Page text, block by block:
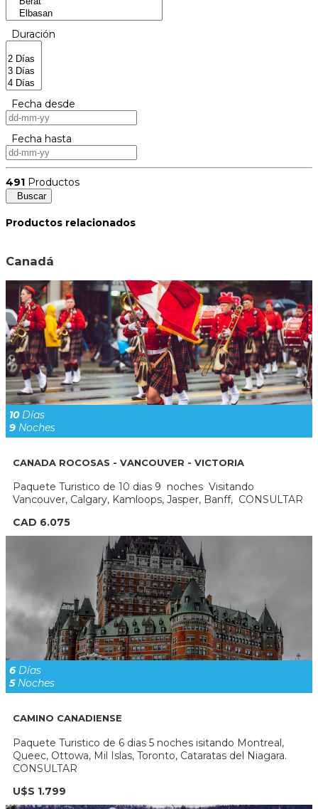
Duración
Fecha desde
Fecha hasta
491 Productos
Buscar
Productos relacionados
Canadá
10Días
9 Noches
CANADA ROCOSAS - VANCOUVER - VICTORIA
Paquete Turistico de 10 dias 9 noches Visitando
Vancouver, Calgary, Kamloops, Jasper, Banff, CONSULTAR
CAD 6.075
6 Días
5Noches
CAMINO CANADIENSE
Paquete Turistico de 6 dias 5 noches isitando Montreal,
Queec, Ottowa, Mil Islas, Toronto, Cataratas del Niagara.
CONSULTAR
U$S 1.799